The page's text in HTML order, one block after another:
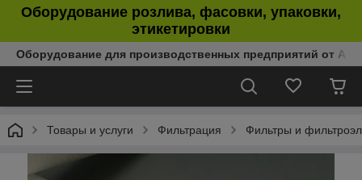
Оборудование розлива, фасовки, упаковки,
этикетировки
Оборудование для производственных предприятий от
Товары и услуги Фильтрация Фильтры и